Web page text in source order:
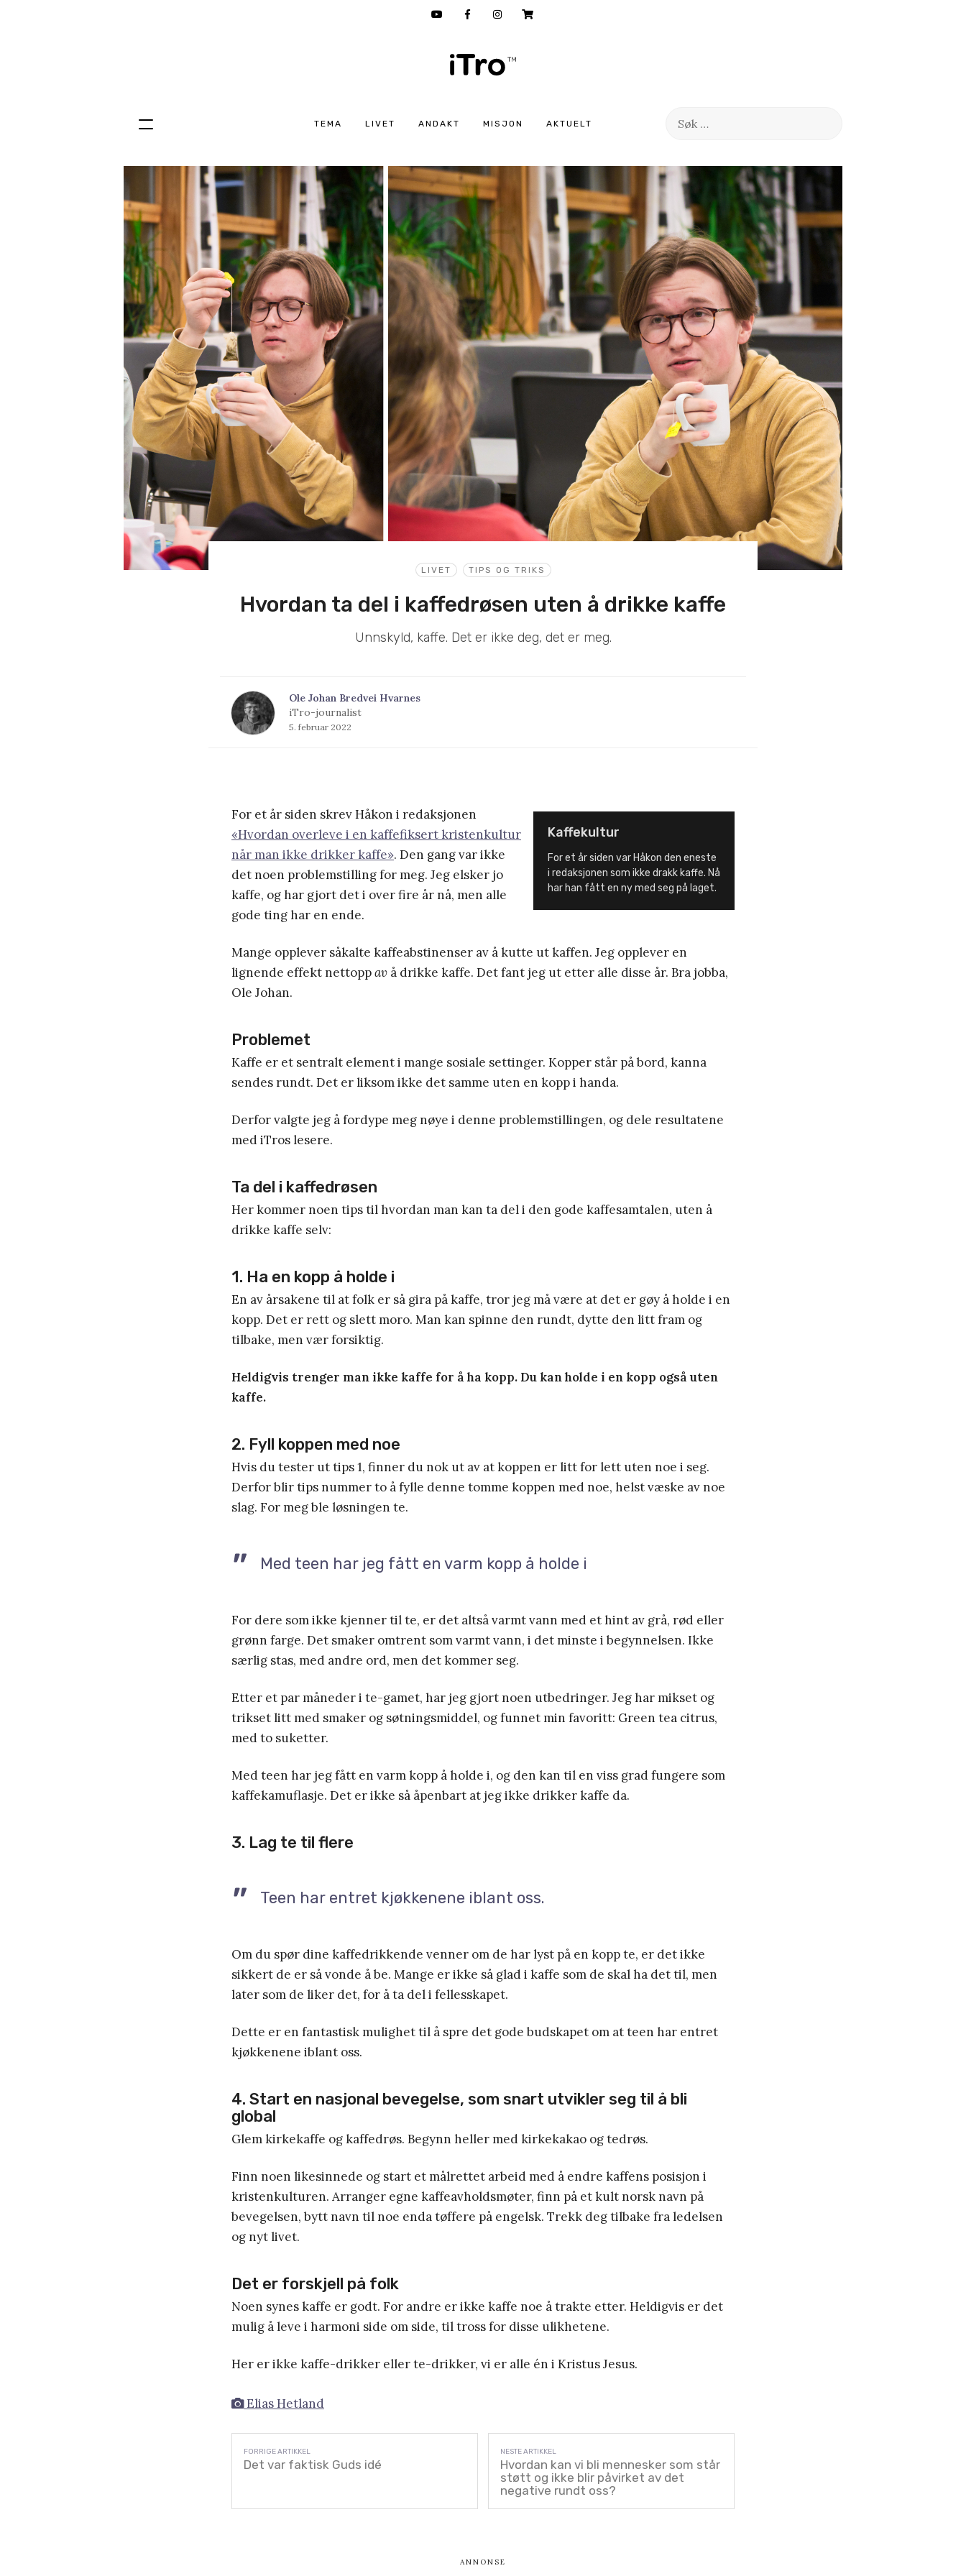
TEMA LIVET ANDAKT MISJON AKTUELT
Søk
Hopp
LIVET TIPS OG TRIKS
Hvordan ta del i kaffedrøsen uten å drikke kaffe
Unnskyld, kaffe. Det er ikke deg, det er meg.
Ole Johan Bredvei Hvarnes
iTro-journalist
5. februar 2022
Kaffekultur
For et år siden var Håkon den eneste
i redaksjonen som ikke drakk kaffe. Nå
har han fått en ny med seg på laget.
For et år siden skrev Håkon i redaksjonen
«Hvordan overleve i en kaffefiksert kristenkultur
når man ikke drikker kaffe». Den gang var ikke
det noen problemstilling for meg. Jeg elsker jo
kaffe, og har gjort det i over fire år nå, men alle
gode ting har en ende.
Mange opplever såkalte kaffeabstinenser av å kutte ut kaffen. Jeg opplever en
lignende effekt nettoppav å drikke kaffe. Det fant jeg ut etter alle disse år. Bra jobba,
Ole Johan.
Problemet
Kaffe er et sentralt element i mange sosiale settinger. Kopper står på bord, kanna
sendes rundt. Det er liksom ikke det samme uten en kopp i handa.
Derfor valgte jeg å fordype meg nøye i denne problemstillingen, og dele resultatene
med iTros lesere.
Ta del i kaffedrøsen
Her kommer noen tips til hvordan man kan ta del i den gode kaffesamtalen, uten å
drikke kaffe selv:
1. Ha en kopp å holde i
En av årsakene til at folk er så gira på kaffe, tror jeg må være at det er gøy å holde i en
kopp. Det er rett og slett moro. Man kan spinne den rundt, dytte den litt fram og
tilbake, men vær forsiktig.
Heldigvis trenger man ikke kaffe for å ha kopp. Du kan holde i en kopp også uten
kaffe.
2. Fyll koppen med noe
Hvis du tester ut tips 1, finner du nok ut av at koppen er litt for lett uten noe i seg.
Derfor blir tips nummer to å fylle denne tomme koppen med noe, helst væske av noe
slag. For meg ble løsningen te.
Med teen har jeg fått en varm kopp å holde i
For dere som ikke kjenner til te, er det altså varmt vann med et hint av grå, rød eller
grønn farge. Det smaker omtrent som varmt vann, i det minste i begynnelsen. Ikke
særlig stas, med andre ord, men det kommer seg.
Etter et par måneder i te-gamet, har jeg gjort noen utbedringer. Jeg har mikset og
trikset litt med smaker og søtningsmiddel, og funnet min favoritt: Green tea citrus,
med to suketter.
Med teen har jeg fått en varm kopp å holde i, og den kan til en viss grad fungere som
kaffekamuflasje. Det er ikke så åpenbart at jeg ikke drikker kaffe da.
3. Lag te til flere
Teen har entret kjøkkenene iblant oss.
Om du spør dine kaffedrikkende venner om de har lyst på en kopp te, er det ikke
sikkert de er så vonde å be. Mange er ikke så glad i kaffe som de skal ha det til, men
later som de liker det, for å ta del i fellesskapet.
Dette er en fantastisk mulighet til å spre det gode budskapet om at teen har entret
kjøkkenene iblant oss.
4. Start en nasjonal bevegelse, som snart utvikler seg til å bli
global
Glem kirkekaffe og kaffedrøs. Begynn heller med kirkekakao og tedrøs.
Finn noen likesinnede og start et målrettet arbeid med å endre kaffens posisjon i
kristenkulturen. Arranger egne kaffeavholdsmøter, finn på et kult norsk navn på
bevegelsen, bytt navn til noe enda tøffere på engelsk. Trekk deg tilbake fra ledelsen
og nyt livet.
Det er forskjell på folk
Noen synes kaffe er godt. For andre er ikke kaffe noe å trakte etter. Heldigvis er det
mulig å leve i harmoni side om side, til tross for disse ulikhetene.
Her er ikke kaffe-drikker eller te-drikker, vi er alle én i Kristus Jesus.
Elias Hetland
Det var faktisk Guds idé
Hvordan kan vi bli mennesker som står
støtt og ikke blir påvirket av det
negative rundt oss?